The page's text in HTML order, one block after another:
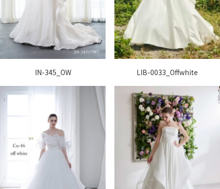
IN-345_OW LIB-0033_Offwhite